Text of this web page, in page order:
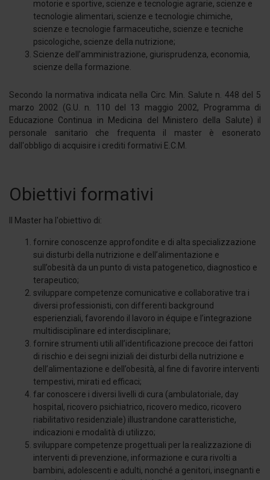
motorie e sportive, scienze e tecnologie agrarie, scienze e
tecnologie alimentari, scienze e tecnologie chimiche,
scienze e tecnologie farmaceutiche, scienze e tecniche
psicologiche, scienze della nutrizione;
Scienze dell’amministrazione, giurisprudenza, economia,
scienze della formazione.
Secondo la normativa indicata nella Circ. Min. Salute n. 448 del 5
marzo 2002 (G.U. n. 110 del 13 maggio 2002, Programma di
Educazione Continua in Medicina del Ministero della Salute) il
personale sanitario che frequenta il master è esonerato
dall'obbligo di acquisire i crediti formativi E.C.M.
Obiettivi formativi
Il Master ha l'obiettivo di:
fornire conoscenze approfondite e di alta specializzazione
sui disturbi della nutrizione e dell’alimentazione e
sull’obesità da un punto di vista patogenetico, diagnostico e
terapeutico;
sviluppare competenze comunicative e collaborative tra i
diversi professionisti, con differenti background
esperienziali, favorendo il lavoro in équipe e l’integrazione
multidisciplinare ed interdisciplinare;
fornire strumenti utili all’identificazione precoce dei fattori
di rischio e dei segni iniziali dei disturbi della nutrizione e
dell’alimentazione e dell’obesità, al fine di favorire interventi
tempestivi, mirati ed efficaci;
far conoscere i diversi livelli di cura (ambulatoriale, day
hospital, ricovero psichiatrico, ricovero medico, ricovero
riabilitativo residenziale) illustrandone caratteristiche,
indicazioni e modalità di utilizzo;
sviluppare competenze progettuali per la realizzazione di
interventi di prevenzione, informazione e cura rivolti a
bambini, adolescenti e adulti, nonché a genitori, insegnanti e